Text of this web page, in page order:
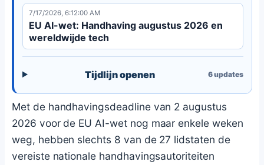
7/17/2026, 6:12:00 AM
EU AI-wet: Handhaving augustus 2026 en
wereldwijde tech
Tijdlijn openen 6updates
Met de handhavingsdeadline van 2 augustus
2026 voor de EU AI-wet nog maar enkele weken
weg, hebben slechts 8 van de 27 lidstaten de
vereiste nationale handhavingsautoriteiten